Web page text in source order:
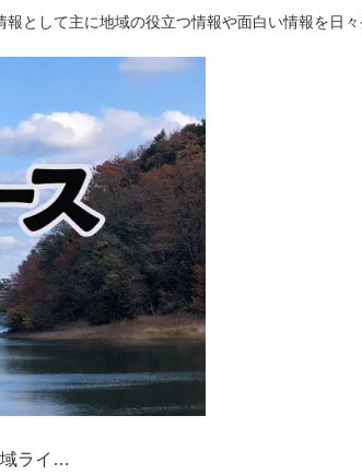
として主に地域の役立つ情報や面白い情報を日々
「唯一無二の地域ライター」奥河内から情報発信とは